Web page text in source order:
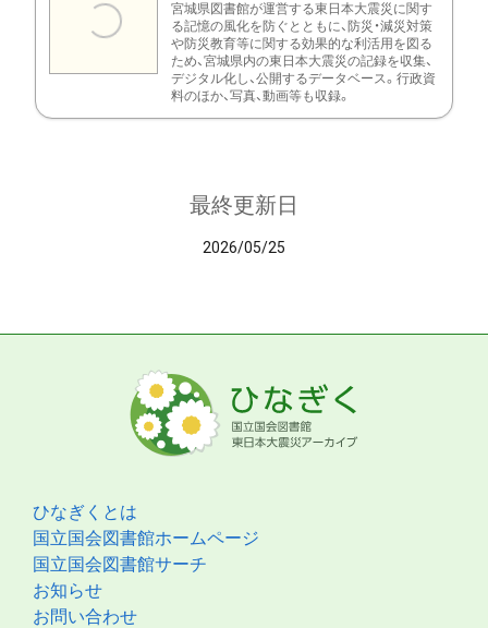
宮城県図書館が運営する東日本大震災に関す
る記憶の風化を防ぐとともに、防災・減災対策
や防災教育等に関する効果的な利活用を図る
ため、宮城県内の東日本大震災の記録を収集、
デジタル化し、公開するデータベース。行政資
料のほか、写真、動画等も収録。
最終更新日
2026/05/25
ひなぎくとは
国立国会図書館ホームページ
国立国会図書館サーチ
お知らせ
お問い合わせ